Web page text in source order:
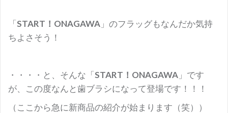
「START！ONAGAWA 」のフラッグもなんだか気持
ちよさそう！
・・・・と、そんな「START！ONAGAWA 」です
が、この度なんと歯ブラシになって登場です！！！
（ここから急に新商品の紹介が始まります（笑））